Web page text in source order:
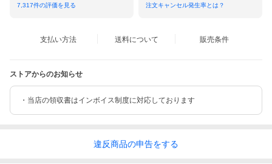
7,317件の評価を見る 注文キャンセル発生率とは？
支払い方法 送料について 販売条件
ストアからのお知らせ
・当店の領収書はインボイス制度に対応しております
違反商品の申告をする